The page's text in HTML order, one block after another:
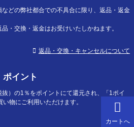
カートへ
どの弊社都合での不具合に限り、返品・返金
・交換・返金はお受けいたしかねます。
返品・交換・キャンセルについて
ポイント
）の1％をポイントにて還元され、「1ポイ
物にご利用いただけます。